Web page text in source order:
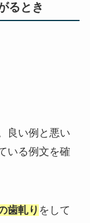
るとき
良い例と悪い
いる例文を確
歯軋り をして